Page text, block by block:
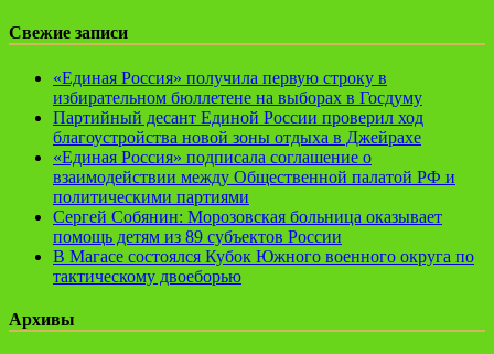
Свежие записи
«Единая Россия» получила первую строку в
избирательном бюллетене на выборах в Госдуму
Партийный десант Единой России проверил ход
благоустройства новой зоны отдыха в Джейрахе
«Единая Россия» подписала соглашение о
взаимодействии между Общественной палатой РФ и
политическими партиями
Сергей Собянин: Морозовская больница оказывает
помощь детям из 89 субъектов России
В Магасе состоялся Кубок Южного военного округа по
тактическому двоеборью
Архивы